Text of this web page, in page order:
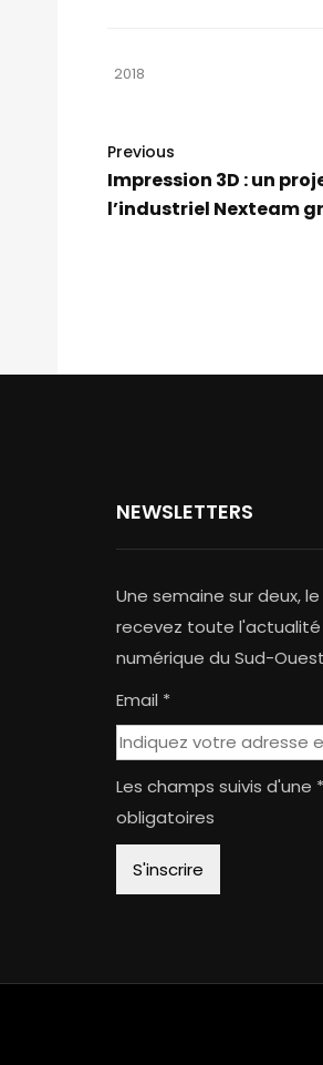
2018
Previous
Impression 3D : un
l’industriel Nexteam
NEWSLETTERS
Une semaine sur deux,
recevez toute l'actualité
numérique du Sud-Ouest
Email *
Les champs suivis d'une
obligatoires